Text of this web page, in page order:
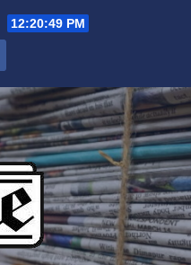
12:20:50 PM